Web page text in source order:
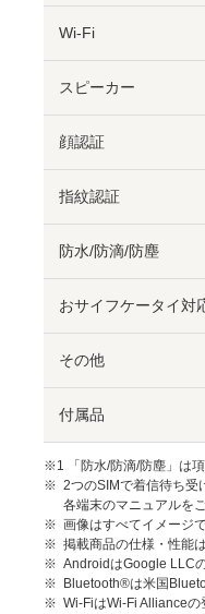
Wi-Fi
スピーカー
顔認証
指紋認証
防水/防滴/防塵
おサイフケータイ対
その他
付属品
※1 「防水/防滴/防塵」は
2つのSIMで着信待ち受
各端末のマニュアルを
画像はすべてイメージ
掲載商品の仕様・性能
AndroidはGoogle LLC
Bluetooth®は米国
Wi-FiはWi-Fi Allianceの